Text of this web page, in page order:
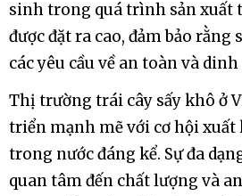
sinh trong quá trình sản xuất
được đặt ra cao, đảm bảo rằng
các yêu cầu về an toàn và
Thị trường trái cây sấy khô ở
triển mạnh mẽ với cơ hội xuất
trong nước đáng kể. Sự đa
quan tâm đến chất lượng và